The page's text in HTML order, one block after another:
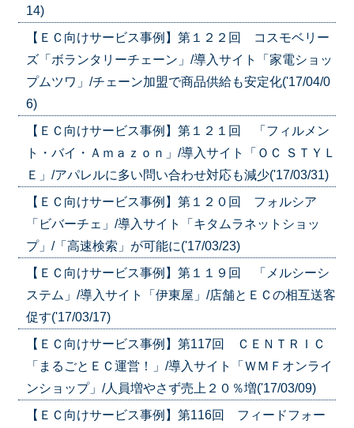
14)
【ＥＣ向けサービス事例】第１２２回 コスモベリー
ズ「ボランタリーチェーン」/導入サイト「家電ショッ
プムツワ」/チェーン加盟で商品供給も安定化('17/04/0
6)
【ＥＣ向けサービス事例】第１２１回 「フィルメン
ト・バイ・Ａｍａｚｏｎ」/導入サイト「ＯＣ ＳＴＹＬ
Ｅ」/アパレルに多い問い合わせ対応も減少('17/03/31)
【ＥＣ向けサービス事例】第１２０回 フォルシア
「ビバーチェ」/導入サイト「キタムラネットショッ
プ」/「高速検索」が可能に('17/03/23)
【ＥＣ向けサービス事例】第１１９回 「メルシーシ
ステム」/導入サイト「伊東屋」/店舗とＥＣの相互送客
促す('17/03/17)
【ＥＣ向けサービス事例】第117回 ＣＥＮＴＲＩＣ
「まるごとＥＣ運営！」/導入サイト「ＷＭＦオンライ
ンショップ」/人員増やさず売上２０％増('17/03/09)
【ＥＣ向けサービス事例】第116回 フィードフォー